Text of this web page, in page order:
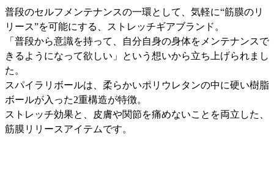
普段のセルフメンテナンスの一環として、気軽に“筋膜のリ
リース”を可能にする、ストレッチギアブランド。
「普段から意識を持って、自分自身の身体をメンテナンスで
きるようになって欲しい」という想いから立ち上げられまし
た。
スパイラリボールは、柔らかいポリウレタンの中に硬い樹脂
ボールが入った2重構造が特徴。
ストレッチ効果と、皮膚や関節を痛めないことを両立した、
筋膜リリースアイテムです。